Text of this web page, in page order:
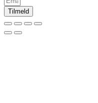
Tilmeld